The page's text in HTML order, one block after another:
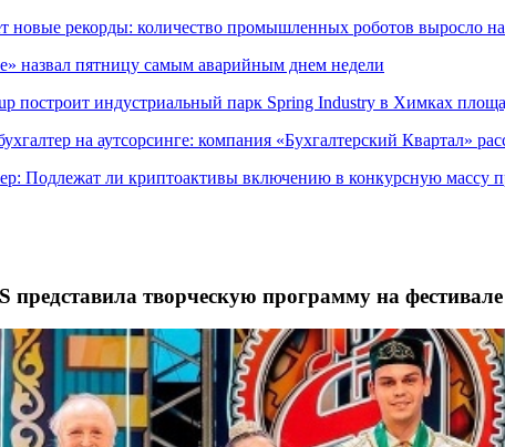
новые рекорды: количество промышленных роботов выросло
назвал пятницу самым аварийным днем недели
построит индустриальный парк Spring Industry в Химках
на аутсорсинге: компания «Бухгалтерский Квартал»
Подлежат ли криптоактивы включению в конкурсную массу
творческую программу на фестивале